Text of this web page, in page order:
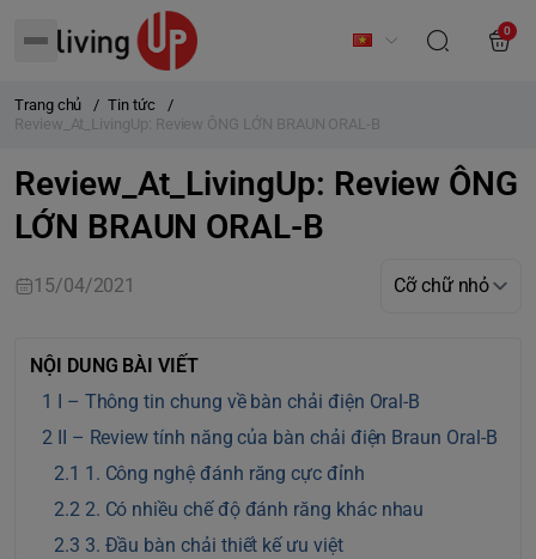
0
Trang chủ / Tin tức
/
Review_At_LivingUp: Review ÔNG LỚN BRAUN ORAL-B
Review_At_LivingUp: Review ÔNG
LỚN BRAUN ORAL-B
15/04/2021
NỘI DUNG BÀI VIẾT
I – Thông tin chung về bàn chải điện Oral-B
II – Review tính năng của bàn chải điện Braun Oral-B
1. Công nghệ đánh răng cực đỉnh
2. Có nhiều chế độ đánh răng khác nhau
3. Đầu bàn chải thiết kế ưu việt